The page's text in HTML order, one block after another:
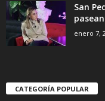
San
enero 7,
CATEGORÍA POPULAR